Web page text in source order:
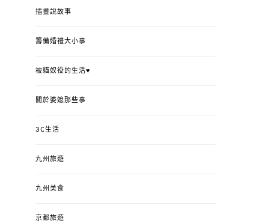
插畫說故事
籌備婚禮大小事
被貓奴役的生活♥
關於婆媳那些事
3C生活
九州旅遊
九州美食
京都旅遊